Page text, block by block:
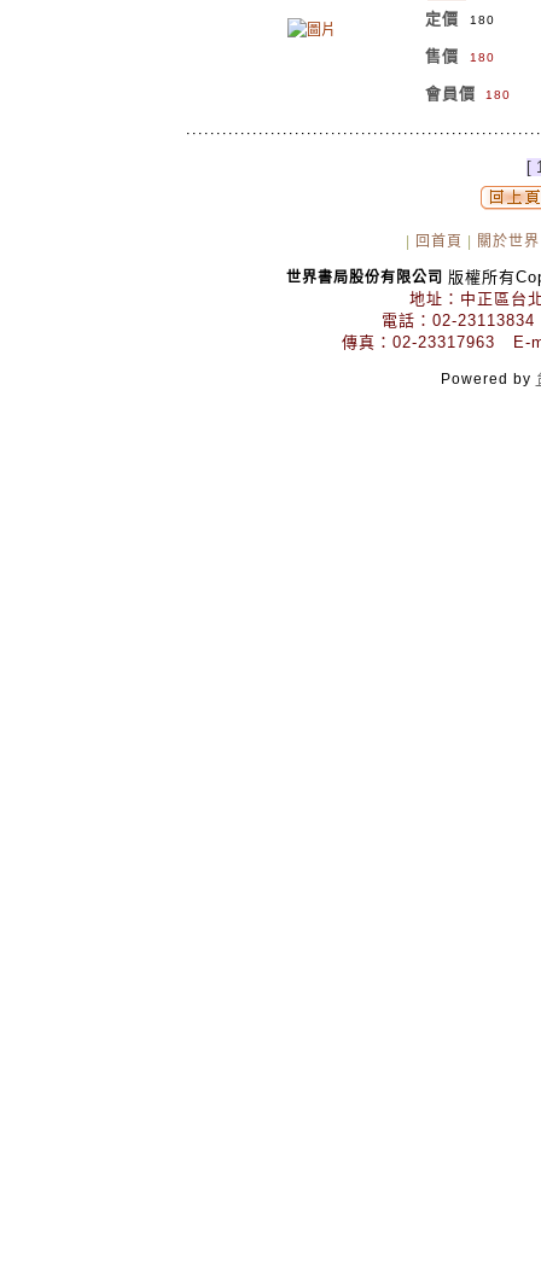
定價 180
售價 180
會員價 180
[
回首頁 關於世界
世界書局股份有限公司 版權所有
地址：中正區台
電話：02-
傳真：02-23317963 E-
Powered by